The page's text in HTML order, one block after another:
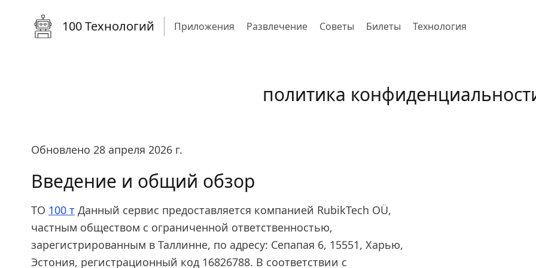
100 Технологий Приложения Развлечение Советы Билеты Технология
политика
Обновлено 28 апреля 2026 г.
Введение и общий обзор
ТО 100 т Данный сервис предоставляется компанией RubikTech OÜ,
частным обществом с ограниченной ответственностью,
зарегистрированным в Таллинне, по адресу: Сепапая 6, 15551, Харью,
Эстония, регистрационный код 16826788. В соответствии с